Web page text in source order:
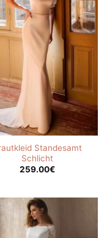
Standesamt
Schlicht
259.00€